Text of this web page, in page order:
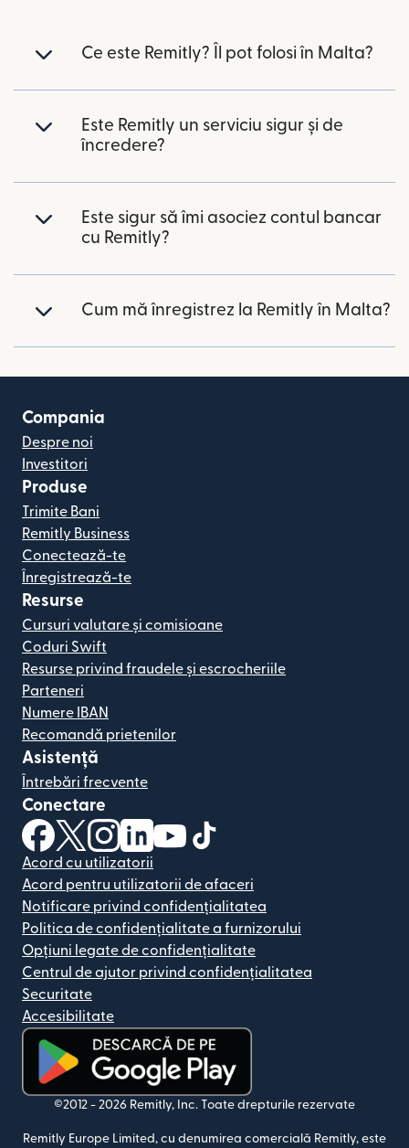
Ce este Remitly? Îl pot folosi în Malta?
Este Remitly un serviciu sigur și de
încredere?
Este sigur să îmi asociez contul bancar
cu Remitly?
Cum mă înregistrez la Remitly în Malta?
Compania
Despre noi
Investitori
Produse
Trimite Bani
Remitly Business
Conectează-te
Înregistrează-te
Resurse
Cursuri valutare și comisioane
Coduri Swift
Resurse privind fraudele și escrocheriile
Parteneri
Numere IBAN
Recomandă prietenilor
Asistență
Întrebări frecvente
Conectare
(se deschide într-o fereastră nouă)
(se deschide într-o fereastră nouă)
(se deschide într-o fereastră nouă)
(se deschide într-o fereastră nouă)
(se deschide într-o fereastră
Acord cu utilizatorii
Acord pentru utilizatorii de afaceri
Notificare privind confidențialitatea
Politica de confidențialitate a furnizorului
Opțiuni legate de confidențialitate
Centrul de ajutor privind confidențialitatea
Securitate
Accesibilitate
(se deschide într-o fereastră nouă)
©2012 - 2026 Remitly, Inc. Toate drepturile rezervate
Remitly Europe Limited, cu denumirea comercială Remitly, este